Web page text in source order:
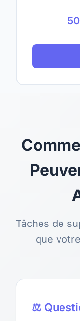
Tâches de
que
⚖️